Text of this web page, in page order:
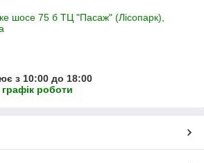
шосе 75 б ТЦ "Пасаж" (Лісопарк),
з 10:00 до 18:00
роботи